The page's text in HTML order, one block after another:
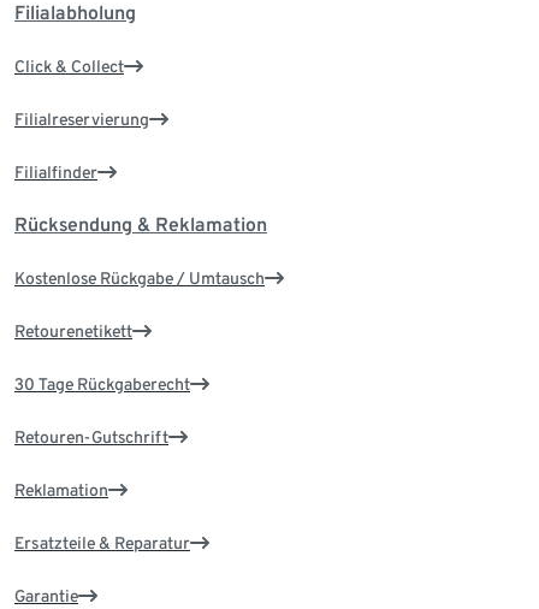
Filialabholung
Click & Collect
Filialreservierung
Filialfinder
Rücksendung & Reklamation
Kostenlose Rückgabe / Umtausch
Retourenetikett
30 Tage Rückgaberecht
Retouren-Gutschrift
Reklamation
Ersatzteile & Reparatur
Garantie